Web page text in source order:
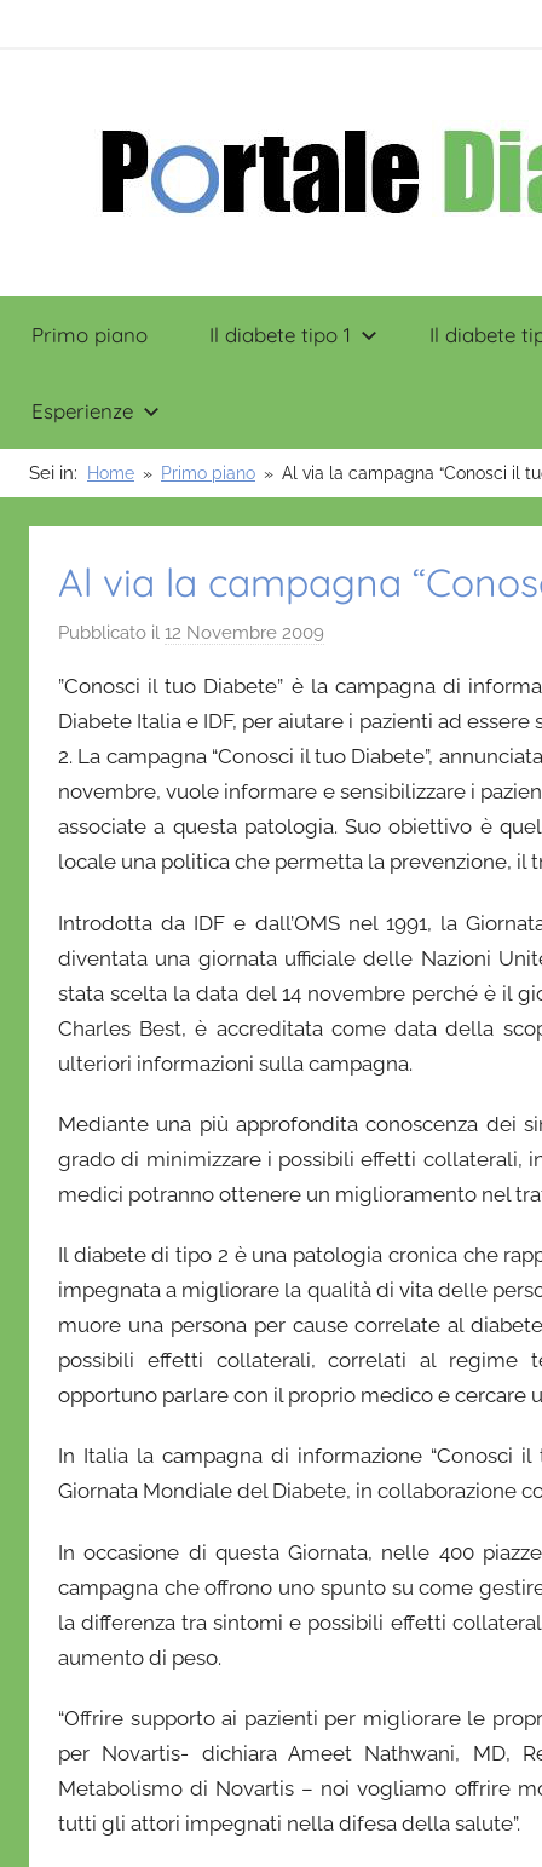
Portale
Diabete
Primo piano Il diabete tipo 1 Il diabete
Esperienze
Sei in: Home Primo piano Al via la campagna “Conosci il
Al via la campagna
Pubblicato il 12 Novembre 2009
D
a
n
i
e
l
D
'
o
f
i
o
”Conosci il tuo Diabete” è la campagna di
Diabete Italia e IDF, per aiutare i pazienti ad
2. La campagna “Conosci il tuo Diabete”,
novembre, vuole informare e sensibilizzare i
associate a questa patologia. Suo obiettivo è
locale una politica che permetta la prevenzione, il
Introdotta da IDF e dall’OMS nel 1991, la
diventata una giornata ufficiale delle Nazioni
stata scelta la data del 14 novembre perché è il
Charles Best, è accreditata come data della
ulteriori informazioni sulla campagna.
Mediante una più approfondita conoscenza dei
grado di minimizzare i possibili effetti collaterali,
medici potranno ottenere un miglioramento nel
Il diabete di tipo 2 è una patologia cronica che
impegnata a migliorare la qualità di vita delle
muore una persona per cause correlate al
possibili effetti collaterali, correlati al regime
opportuno parlare con il proprio medico e
In Italia la campagna di informazione “Conosci
Giornata Mondiale del Diabete, in collaborazione
In occasione di questa Giornata, nelle 400
campagna che offrono uno spunto su come
la differenza tra sintomi e possibili effetti
aumento di peso.
“Offrire supporto ai pazienti per migliorare le
per Novartis- dichiara Ameet Nathwani, MD,
Metabolismo di Novartis – noi vogliamo offrire
tutti gli attori impegnati nella difesa della salute”.